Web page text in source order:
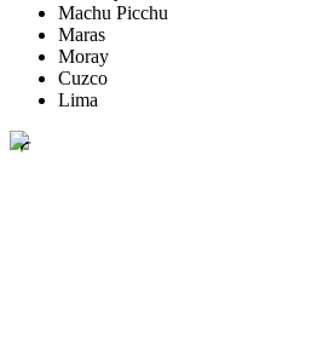
Machu Picchu
Maras
Moray
Cuzco
Lima